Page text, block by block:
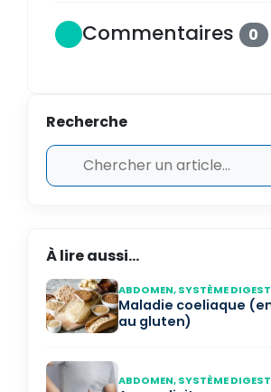
Commentaires 0
Recherche
À lire aussi...
ABDOMEN, SYSTÈME
Maladie coeliaque
au gluten)
ABDOMEN, SYSTÈME